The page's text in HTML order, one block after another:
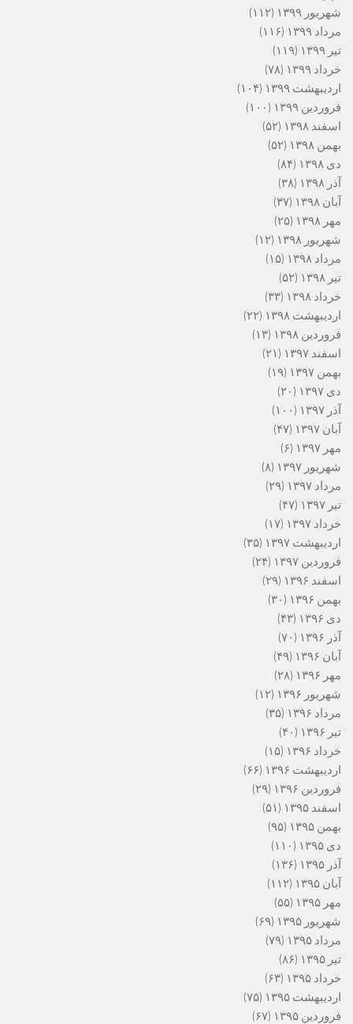
شهریور ۱۳۹۹
(۱۱۲)
مرداد ۱۳۹۹
(۱۱۶)
تیر ۱۳۹۹
(۱۱۹)
خرداد ۱۳۹۹
(۷۸)
اردیبهشت ۱۳۹۹
(۱۰۴)
فروردین ۱۳۹۹
(۱۰۰)
اسفند ۱۳۹۸
(۵۲)
بهمن ۱۳۹۸
(۵۲)
دی ۱۳۹۸
(۸۴)
آذر ۱۳۹۸
(۳۸)
آبان ۱۳۹۸
(۳۷)
مهر ۱۳۹۸
(۲۵)
شهریور ۱۳۹۸
(۱۲)
مرداد ۱۳۹۸
(۱۵)
تیر ۱۳۹۸
(۵۲)
خرداد ۱۳۹۸
(۳۳)
اردیبهشت ۱۳۹۸
(۲۲)
فروردین ۱۳۹۸
(۱۳)
اسفند ۱۳۹۷
(۲۱)
بهمن ۱۳۹۷
(۱۹)
دی ۱۳۹۷
(۲۰)
آذر ۱۳۹۷
(۱۰۰)
آبان ۱۳۹۷
(۴۷)
مهر ۱۳۹۷
(۶)
شهریور ۱۳۹۷
(۸)
مرداد ۱۳۹۷
(۲۹)
تیر ۱۳۹۷
(۴۷)
خرداد ۱۳۹۷
(۱۷)
اردیبهشت ۱۳۹۷
(۳۵)
فروردین ۱۳۹۷
(۲۴)
اسفند ۱۳۹۶
(۲۹)
بهمن ۱۳۹۶
(۳۰)
دی ۱۳۹۶
(۴۳)
آذر ۱۳۹۶
(۷۰)
آبان ۱۳۹۶
(۴۹)
مهر ۱۳۹۶
(۲۸)
شهریور ۱۳۹۶
(۱۲)
مرداد ۱۳۹۶
(۳۵)
تیر ۱۳۹۶
(۴۰)
خرداد ۱۳۹۶
(۱۵)
اردیبهشت ۱۳۹۶
(۶۶)
فروردین ۱۳۹۶
(۲۹)
اسفند ۱۳۹۵
(۵۱)
بهمن ۱۳۹۵
(۹۵)
دی ۱۳۹۵
(۱۱۰)
آذر ۱۳۹۵
(۱۳۶)
آبان ۱۳۹۵
(۱۱۲)
مهر ۱۳۹۵
(۵۵)
شهریور ۱۳۹۵
(۶۹)
مرداد ۱۳۹۵
(۷۹)
تیر ۱۳۹۵
(۸۶)
خرداد ۱۳۹۵
(۶۳)
اردیبهشت ۱۳۹۵
(۷۵)
فروردین ۱۳۹۵
(۶۷)